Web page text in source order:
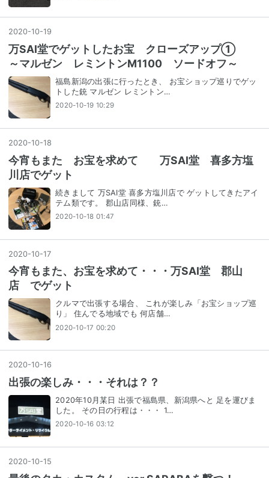
2020-10-19
万SAI堂でゲットしたお宝 クローズアップ①
～マルゼン レミントンM1100 ソードオフ～
福島新潟の出張に行ったとき、 お宝ショップ巡りでゲッ
トした銃 マルゼン レミントン…
2020-10-19 10:29
2020-10-18
今宵もまた お宝を求めて 万SAI堂 喜多方塩
川店でゲット
続きまして 万SAI堂 喜多方塩川店で ゲットしてきたアイ
テム類です。 郡山店同様、銃…
2020-10-18 01:47
2020-10-17
今宵もまた、お宝を求めて・・・万SAI堂 郡山
店 でゲット
クルマで出張する場合、 これが楽しみ「お宝ショップ巡
り」 住んでる地域でも 何店舗…
2020-10-17 00:20
2020-10-16
出張の楽しみ・・・それは？？
2020年10月某日 出張で福島県、新潟県へと 足を運びま
した。 その日の行程は・・・ 1…
2020-10-16 03:12
2020-10-15